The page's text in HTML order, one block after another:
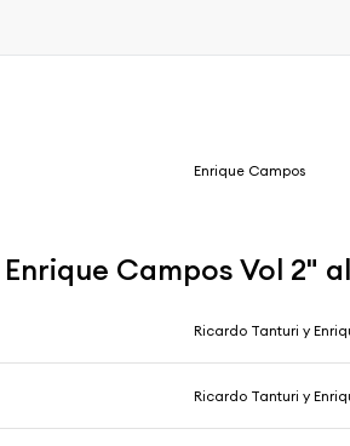
Enrique Campos
Campos Vol 2"
Ricardo Tanturi y
Ricardo Tanturi y